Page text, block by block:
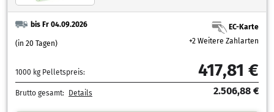
bis Fr 04.09.2026
(in 20 Tagen)
EC-Karte
+2 Weitere Zahlarten
1000 kg Pelletspreis: 417,81 €
Brutto gesamt: Details 2.506,88 €